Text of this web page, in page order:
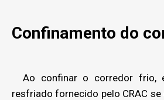
Confinamento do
Ao confinar o corredor frio,
resfriado fornecido pelo CRAC